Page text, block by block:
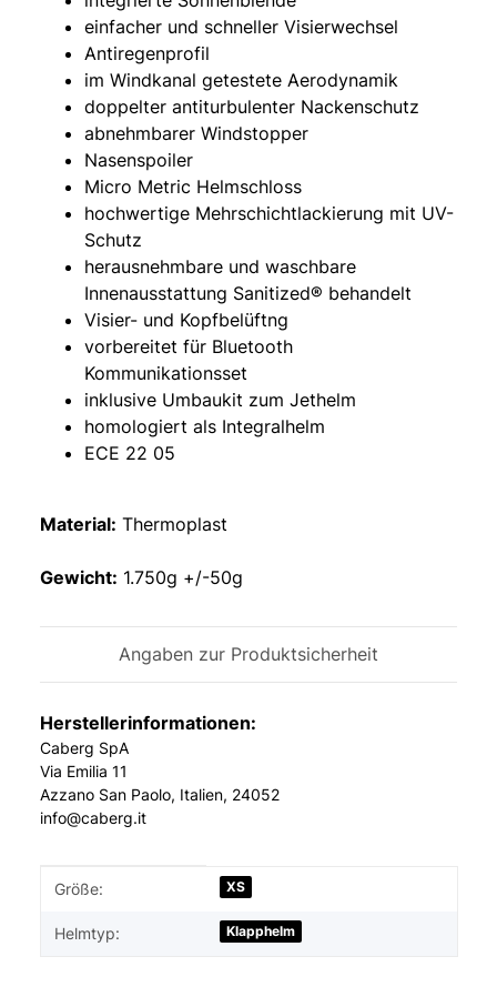
einfacher und schneller Visierwechsel
Antiregenprofil
im Windkanal getestete Aerodynamik
doppelter antiturbulenter Nackenschutz
abnehmbarer Windstopper
Nasenspoiler
Micro Metric Helmschloss
hochwertige Mehrschichtlackierung mit UV-
Schutz
herausnehmbare und waschbare
Innenausstattung Sanitized® behandelt
Visier- und Kopfbelüftng
vorbereitet für Bluetooth
Kommunikationsset
inklusive Umbaukit zum Jethelm
homologiert als Integralhelm
ECE 22 05
Material: Thermoplast
Gewicht: 1.750g +/-50g
Angaben zur Produktsicherheit
Herstellerinformationen:
Caberg SpA
Via Emilia 11
Azzano San Paolo, Italien, 24052
info@caberg.it
Produkteigenschaft
Wert
Größe: XS
Helmtyp: Klapphelm